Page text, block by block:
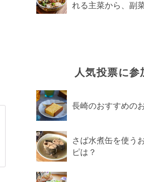
れる主菜から、副
人気投票に参
長崎のおすすめの
さば水煮缶を使う
ピは？